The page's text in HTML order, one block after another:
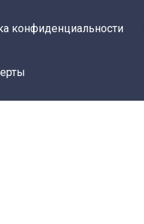
конфиденциальности